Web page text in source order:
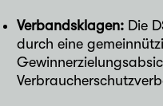
Verbandsklagen: Die
durch eine